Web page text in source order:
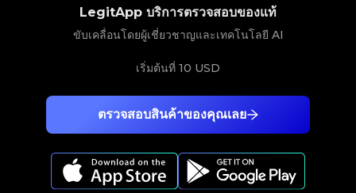
ตรวจสอบสินค้าของคุณเลย
LegitApp บริการตรวจสอบของแท้
ขับเคลื่อนโดยผู้เชี่ยวชาญและเทคโนโลยี AI
เริ่มต้นที่ 10 USD